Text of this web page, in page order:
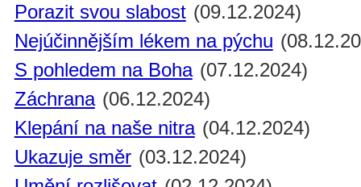
Porazit svou slabost (09.12.2024)
Nejúčinnějším lékem na pýchu
S pohledem na Boha (07.12.2024)
Záchrana (06.12.2024)
Klepání na naše nitra (04.12.2024)
Ukazuje směr (03.12.2024)